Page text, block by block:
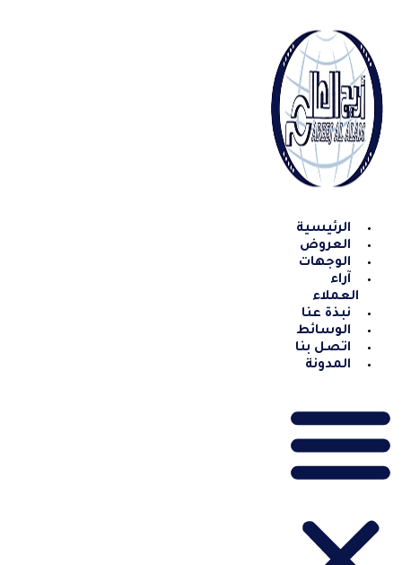
content
الرئيسية
العروض
الوجهات
آراء
العملاء
نبذة عنا
الوسائط
اتصل بنا
المدونة